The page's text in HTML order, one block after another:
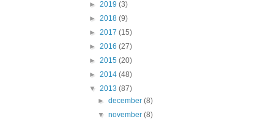
► 2019 (3)
► 2018 (9)
► 2017 (15)
► 2016 (27)
► 2015 (20)
► 2014 (48)
▼ 2013 (87)
►december(8)
▼november(8)